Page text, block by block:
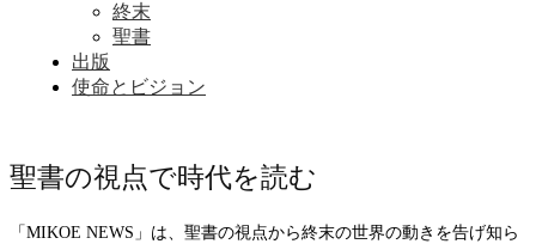
終末
聖書
出版
使命とビジョン
聖書の視点で時代を読む
「MIKOE NEWS」は、聖書の視点から終末の世界の動きを告げ知ら